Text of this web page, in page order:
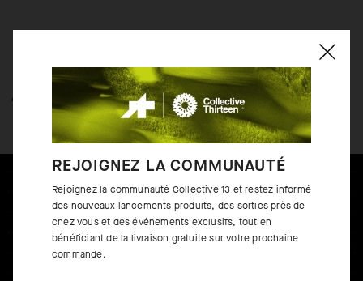
APERÇU DE LA TECHNOLOGIE
DÉTAILS DE FABRICATION
REJOIGNEZ LA COMMUNAUTÉ
Rejoignez la communauté Collective 13 et restez informé
des nouveaux lancements produits, des sorties près de
chez vous et des événements exclusifs, tout en
bénéficiant de la livraison gratuite sur votre prochaine
commande.